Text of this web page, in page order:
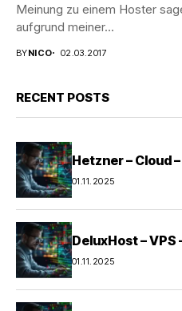
Meinung zu einem Hoster
aufgrund meiner...
BYNICO 02.03.2017
RECENT POSTS
Hetzner – Cloud
01.11.2025
DeluxHost – VPS
01.11.2025